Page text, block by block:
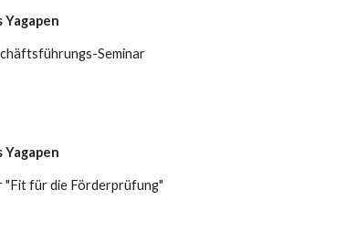
Yagapen
Seminar
Yagapen
"Fit für die Förderprüfung"